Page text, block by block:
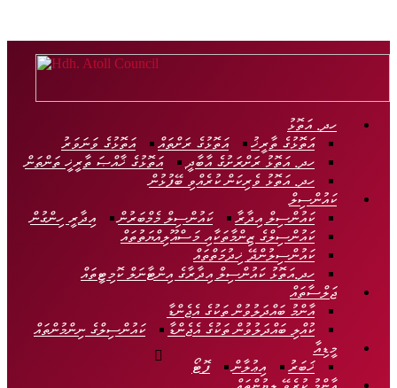
Hdh.
Council
Official
ހދ. އަތޮޅު
އަތޮޅުގެ ތާރީޚު
އަތޮޅުގެ ރަށްތައް
އަތޮޅުގެ ވަނަވަރު
ހދ. އަތޮޅު ރަށްރަށުގެ އާބާދީ
އަތޮޅުގެ ޚާއްޞަ ތާރީޚީ ތަންތަން
ހދ. އަތޮޅު ވެރިކަން ކުރެއްވި ބޭފުޅުން
ކައުންސިލް
ކައުންސިލް އިދާރާ
ކައުންސިލް މެމްބަރުން
އިދާރީ ހިންގުން
ކައުންސިލްގެ ޒިންމާތަކާއި މަސްއޫލިއްޔަތުތައް
ކައުންސިލުންދޭ ޚިދުމަތްތައް
ހދ.އަތޮޅު ކައުންސިލް އިދާރާގެ އިންޓާނަލް ކޮމިޓީތައް
ޖަލްސާތައް
އާންމު ބައްދަލުވުން ތަކުގެ އެޖެންޑާ
ކުއްލި ބައްދަލުވުން ތަކުގެ އެޖެންޑާ
ކައުންސިލްގެ ނިންމުންތައް
މީޑިއާ
ޚަބަރު
އިޢުލާން
ފޮޓޯ
އާންމު ކުރެވޭ ލިޔުންތައް